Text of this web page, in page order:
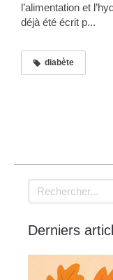
l’alimentation et
déjà été écrit p...
diabète
Rechercher
Derniers